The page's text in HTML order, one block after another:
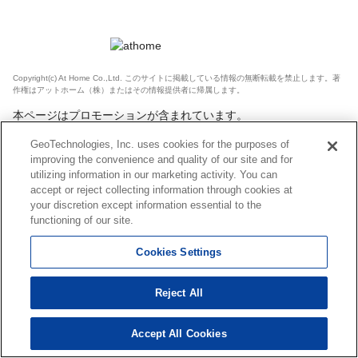
Copyright(c) At Home Co.,Ltd. このサイトに掲載している情報の無断転載を禁止します。著
作権はアットホーム（株）またはその情報提供者に帰属します。
本ページはプロモーションが含まれています。
GeoTechnologies, Inc. uses cookies for the purposes of
improving the convenience and quality of our site and for
utilizing information in our marketing activity. You can
accept or reject collecting information through cookies at
your discretion except information essential to the
functioning of our site.
Cookies Settings
Reject All
Accept All Cookies